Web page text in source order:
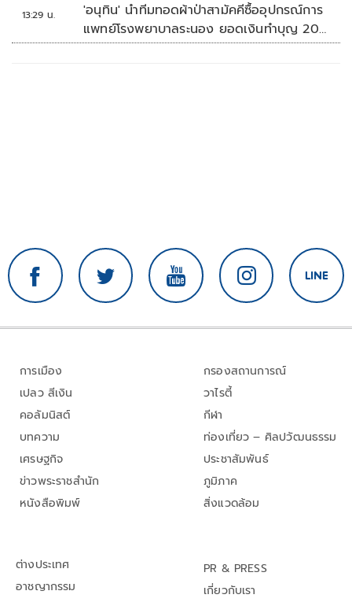
13:29 น.
'อนุทิน' นำทีมทอดผ้าป่าสามัคคีซื้ออุปกรณ์การ
แพทย์โรงพยาบาลระนอง ยอดเงินทำบุญ 20
ล้านบาท
การเมือง
เปลว สีเงิน
คอลัมนิสต์
บทความ
เศรษฐกิจ
ข่าวพระราชสำนัก
หนังสือพิมพ์
กรองสถานการณ์
วาไรตี้
กีฬา
ท่องเที่ยว – ศิลปวัฒนธรรม
ประชาสัมพันธ์
ภูมิภาค
สิ่งแวดล้อม
ต่างประเทศ
อาชญากรรม
PR & PRESS
เกี่ยวกับเรา